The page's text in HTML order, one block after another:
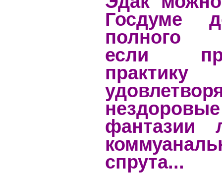
Госдуме
полного
если
практику
нездоровые
фантазии
спрута...